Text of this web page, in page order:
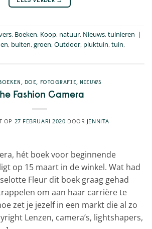
, Boeken, Koop, natuur, Nieuws,tuinieren |
, buiten,groen,Outdoor, pluktuin,tuin,
, DOE, FOTOGRAFIE, NIEUWS
Fashion Camera
OP 27 FEBRUARI 2020 DOOR JENNITA
hét boek voor beginnende
op 15 maart in de winkel. Wat had
Fleur dit boek graag gehad
om aan haar carrière te
zet je jezelf in een markt die al zo
Lenzen, camera’s, lightshapers,